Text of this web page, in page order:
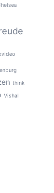
think
Vishal